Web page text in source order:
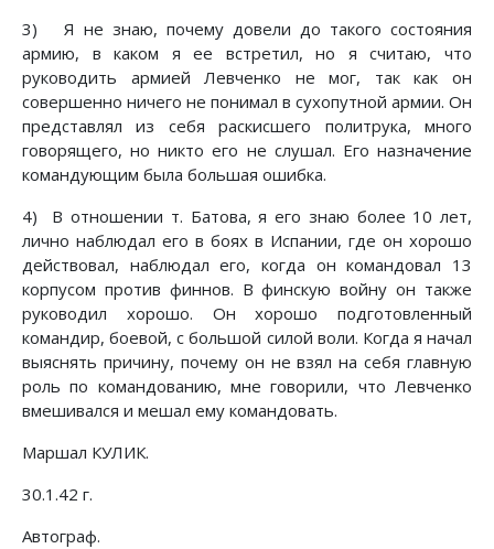
3) Я не знаю, почему довели до такого состояния
армию, в каком я ее встретил, но я считаю, что
руководить армией Левченко не мог, так как он
совершенно ничего не понимал в сухопутной армии. Он
представлял из себя раскисшего политрука, много
говорящего, но никто его не слушал. Его назначение
командующим была большая ошибка.
4) В отношении т. Батова, я его знаю более 10 лет,
лично наблюдал его в боях в Испании, где он хорошо
действовал, наблюдал его, когда он командовал 13
корпусом против финнов. В финскую войну он также
руководил хорошо. Он хорошо подготовленный
командир, боевой, с большой силой воли. Когда я начал
выяснять причину, почему он не взял на себя главную
роль по командованию, мне говорили, что Левченко
вмешивался и мешал ему командовать.
Маршал КУЛИК.
30.1.42 г.
Автограф.